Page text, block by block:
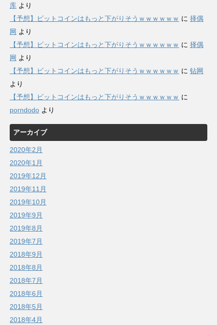
库 より
【予想】ビットコインはもっと下がりそうｗｗｗｗｗｗ に 择偶
网 より
【予想】ビットコインはもっと下がりそうｗｗｗｗｗｗ に 择偶
网 より
【予想】ビットコインはもっと下がりそうｗｗｗｗｗｗ に 钻网
より
【予想】ビットコインはもっと下がりそうｗｗｗｗｗｗ に
porndodo より
アーカイブ
2020年2月
2020年1月
2019年12月
2019年11月
2019年10月
2019年9月
2019年8月
2019年7月
2018年9月
2018年8月
2018年7月
2018年6月
2018年5月
2018年4月